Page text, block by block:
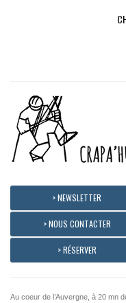
> NEWSLETTER
> NOUS CONTACTER
> RÉSERVER
Au coeur de l’Auvergne, à 20 mn